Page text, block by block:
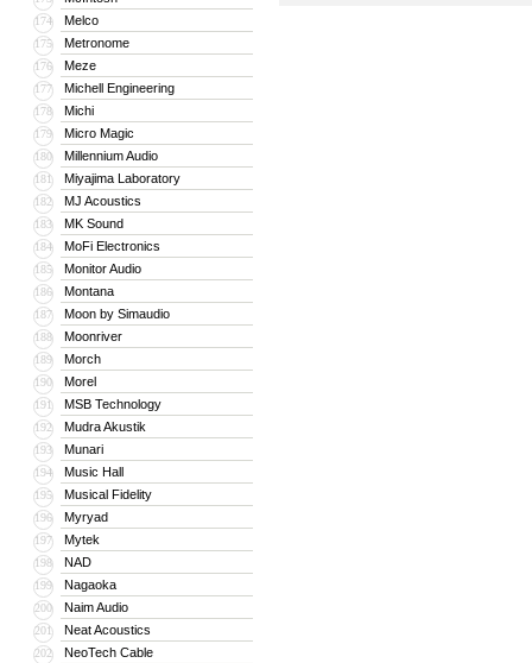
174 Melco
175 Metronome
176 Meze
177 Michell Engineering
178 Michi
179 Micro Magic
180 Millennium Audio
181 Miyajima Laboratory
182 MJ Acoustics
183 MK Sound
184 MoFi Electronics
185 Monitor Audio
186 Montana
187 Moon by Simaudio
188 Moonriver
189 Morch
190 Morel
191 MSB Technology
192 Mudra Akustik
193 Munari
194 Music Hall
195 Musical Fidelity
196 Myryad
197 Mytek
198 NAD
199 Nagaoka
200 Naim Audio
201 Neat Acoustics
202 NeoTech Cable